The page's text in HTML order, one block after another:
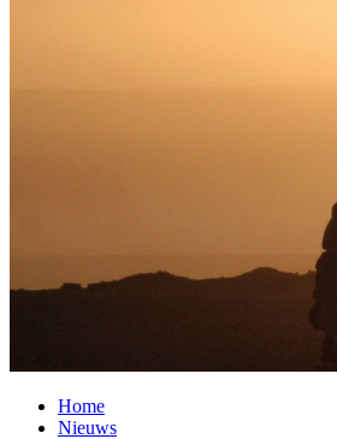
Home
Nieuws